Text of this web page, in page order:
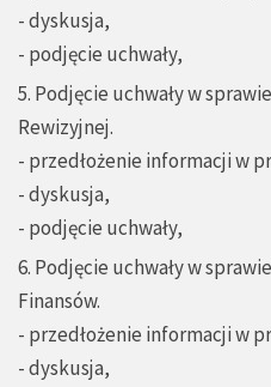
- dyskusja,
- podjęcie uchwały,
5. Podjęcie uchwały w
Rewizyjnej.
- przedłożenie informacji w
- dyskusja,
- podjęcie uchwały,
6. Podjęcie uchwały w
Finansów.
- przedłożenie informacji w
- dyskusja,